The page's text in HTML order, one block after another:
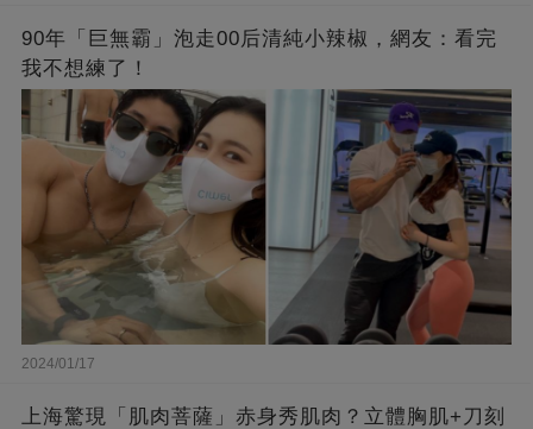
90年「巨無霸」泡走00后清純小辣椒，網友：看完
我不想練了！
2024/01/17
上海驚現「肌肉菩薩」赤身秀肌肉？立體胸肌+刀刻